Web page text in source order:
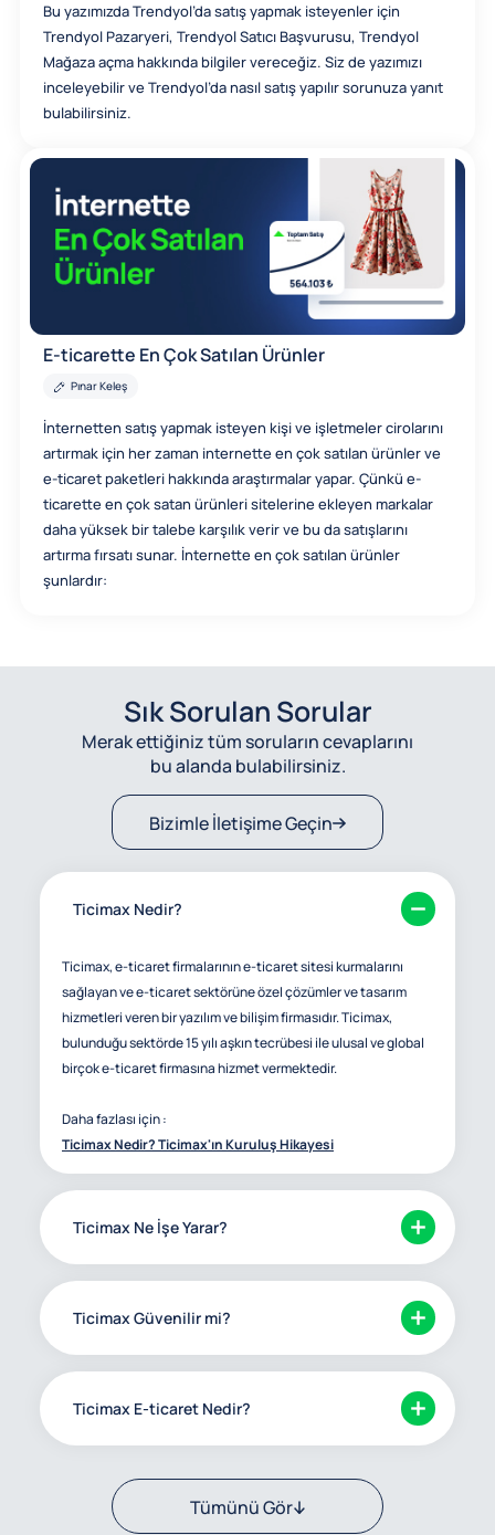
Bu yazımızda Trendyol’da satış yapmak isteyenler için
Trendyol Pazaryeri, Trendyol Satıcı Başvurusu, Trendyol
Mağaza açma hakkında bilgiler vereceğiz. Siz de yazımızı
inceleyebilir ve Trendyol’da nasıl satış yapılır sorunuza yanıt
bulabilirsiniz.
E-ticarette En Çok Satılan Ürünler
Pınar Keleş
İnternetten satış yapmak isteyen kişi ve işletmeler cirolarını
artırmak için her zaman internette en çok satılan ürünler ve
e-ticaret paketleri hakkında araştırmalar yapar. Çünkü e-
ticarette en çok satan ürünleri sitelerine ekleyen markalar
daha yüksek bir talebe karşılık verir ve bu da satışlarını
artırma fırsatı sunar. İnternette en çok satılan ürünler
şunlardır:
Sık Sorulan Sorular
Merak ettiğiniz tüm soruların cevaplarını
bu alanda bulabilirsiniz.
Bizimle İletişime Geçin
Ticimax Nedir?
Ticimax, e-ticaret firmalarının e-ticaret sitesi kurmalarını
sağlayan ve e-ticaret sektörüne özel çözümler ve tasarım
hizmetleri veren bir yazılım ve bilişim firmasıdır. Ticimax,
bulunduğu sektörde 15 yılı aşkın tecrübesi ile ulusal ve global
birçok e-ticaret firmasına hizmet vermektedir.
Daha fazlası için :
Ticimax Nedir? Ticimax'ın Kuruluş Hikayesi
Ticimax Ne İşe Yarar?
Ticimax Güvenilir mi?
Ticimax E-ticaret Nedir?
Tümünü Gör